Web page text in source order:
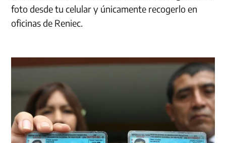
foto desde tu celular y únicamente recogerlo en
oficinas de Reniec.